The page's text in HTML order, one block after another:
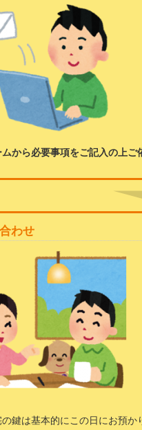
ムから必要事項をご記入の上ご
わせ
の鍵は基本的にこの日にお預